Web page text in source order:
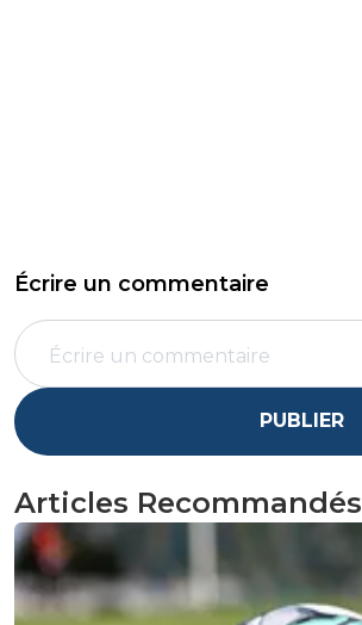
Écrire un commentaire
PUBLIER
Articles Recommandés